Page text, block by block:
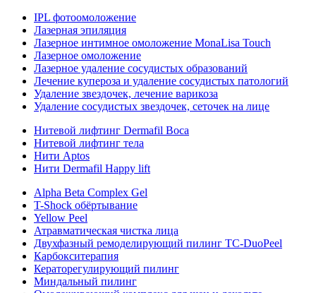
IPL фотоомоложение
Лазерная эпиляция
Лазерное интимное омоложение MonaLisa Touch
Лазерное омоложение
Лазерное удаление сосудистых образований
Лечение купероза и удаление сосудистых патологий
Удаление звездочек, лечение варикоза
Удаление сосудистых звездочек, сеточек на лице
Нитевой лифтинг Dermafil Boca
Нитевой лифтинг тела
Нити Aptos
Нити Dermafil Happy lift
Alpha Beta Complex Gel
T-Shock обёртывание
Yellow Peel
Атравматическая чистка лица
Двухфазный ремоделирующий пилинг TC-DuoPeel
Карбокситерапия
Кераторегулирующий пилинг
Миндальный пилинг